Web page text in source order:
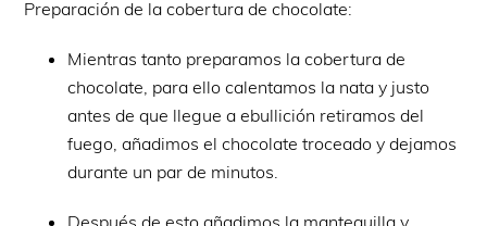
Preparación de la cobertura de chocolate:
Mientras tanto preparamos la cobertura de
chocolate, para ello calentamos la nata y justo
antes de que llegue a ebullición retiramos del
fuego, añadimos el chocolate troceado y dejamos
durante un par de minutos.
Después de esto añadimos la mantequilla y